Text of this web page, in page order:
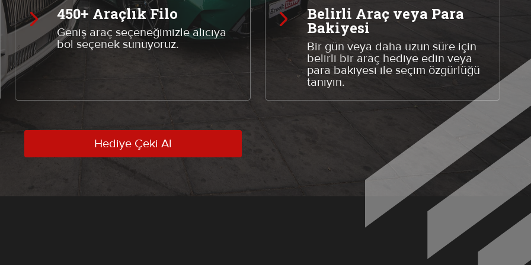
GMC
MAZDA
CHEVROLET
TOYOTA
450+ Araçlık Filo
Geniş araç seçeneğimizle alıcıya
bol seçenek sunuyoruz.
Belirli Araç veya Para
Bakiyesi
Bir gün veya daha uzun süre için
belirli bir araç hediye edin veya
para bakiyesi ile seçim özgürlüğü
tanıyın.
Hediye Çeki Al